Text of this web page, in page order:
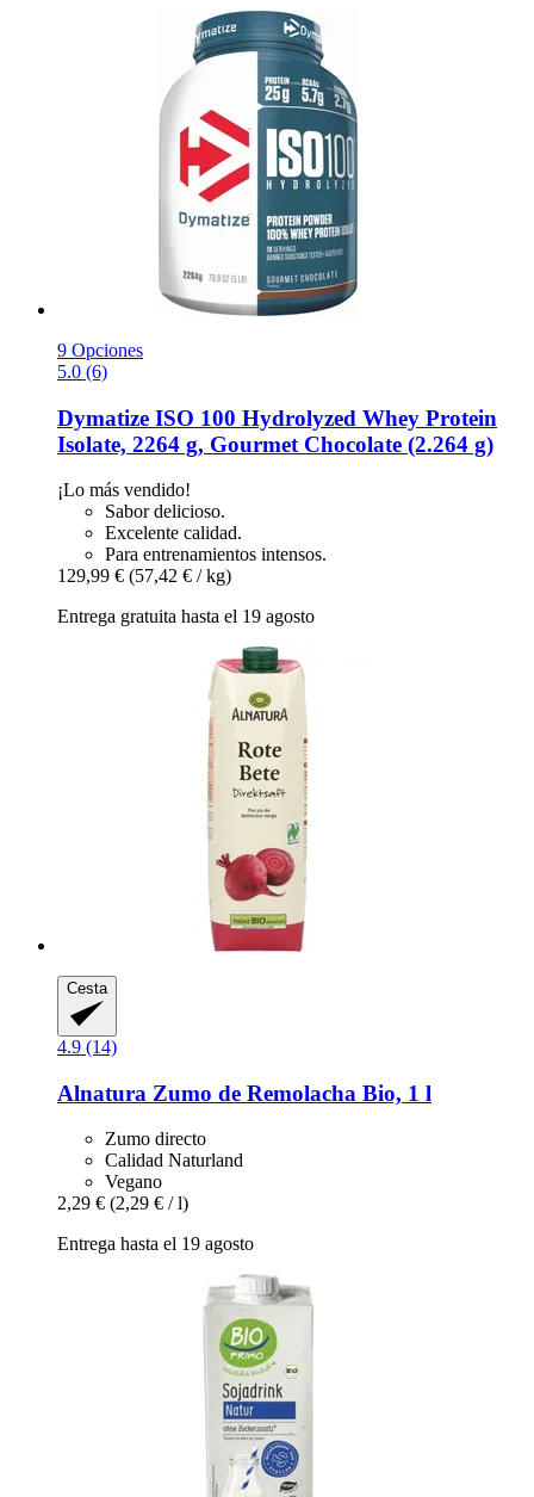
9 Opciones
5.0 (6)
Dymatize ISO 100 Hydrolyzed Whey Protein
Isolate, 2264 g, Gourmet Chocolate (2.264 g)
¡Lo más vendido!
Sabor delicioso.
Excelente calidad.
Para entrenamientos intensos.
129,99 € (57,42 € / kg)
Entrega gratuita hasta el 19 agosto
Cesta
4.9 (14)
Alnatura Zumo de Remolacha Bio, 1 l
Zumo directo
Calidad Naturland
Vegano
2,29 € (2,29 € / l)
Entrega hasta el 19 agosto